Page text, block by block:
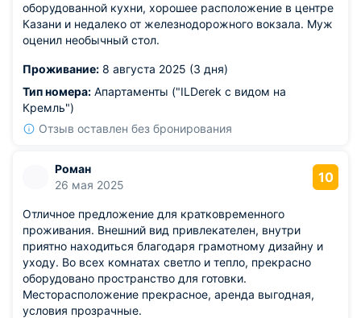
оборудованной кухни, хорошее расположение в центре
Казани и недалеко от железнодорожного вокзала. Муж
оценил необычный стол.
Проживание: 8 августа 2025 (3 дня)
Тип номера: Апартаменты ("ILDerek с видом на
Кремль")
Отзыв оставлен без бронирования
Роман
26 мая 2025
10
Отличное предложение для кратковременного
проживания. Внешний вид привлекателен, внутри
приятно находиться благодаря грамотному дизайну и
уходу. Во всех комнатах светло и тепло, прекрасно
оборудовано пространство для готовки.
Месторасположение прекрасное, аренда выгодная,
условия прозрачные.